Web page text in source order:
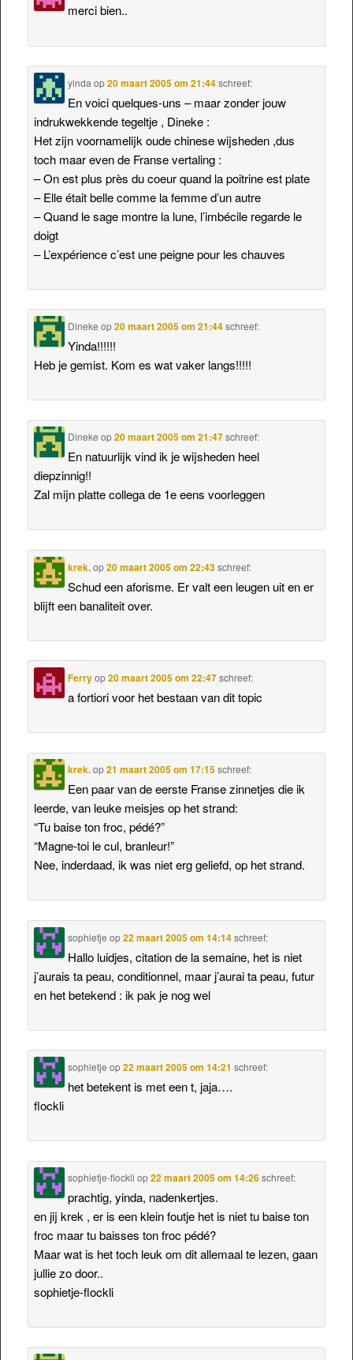
merci bien..
yinda op20 maart 2005 om 21:44 schreef:
En voici quelques-uns – maar zonder jouw
indrukwekkende tegeltje , Dineke :
Het zijn voornamelijk oude chinese wijsheden ,dus
toch maar even de Franse vertaling :
– On est plus près du coeur quand la poitrine est plate
– Elle était belle comme la femme d’un autre
– Quand le sage montre la lune, l’imbécile regarde le
doigt
– L’expérience c’est une peigne pour les chauves
Dineke op20 maart 2005 om 21:44 schreef:
Yinda!!!!!!
Heb je gemist. Kom es wat vaker langs!!!!!
Dineke op20 maart 2005 om 21:47 schreef:
En natuurlijk vind ik je wijsheden heel
diepzinnig!!
Zal mijn platte collega de 1e eens voorleggen
krek.op20 maart 2005 om 22:43 schreef:
Schud een aforisme. Er valt een leugen uit en er
blijft een banaliteit over.
Ferryop20 maart 2005 om 22:47 schreef:
a fortiori voor het bestaan van dit topic
krek.op21 maart 2005 om 17:15 schreef:
Een paar van de eerste Franse zinnetjes die ik
leerde, van leuke meisjes op het strand:
“Tu baise ton froc, pédé?”
“Magne-toi le cul, branleur!”
Nee, inderdaad, ik was niet erg geliefd, op het strand.
sophietje op22 maart 2005 om 14:14 schreef:
Hallo luidjes, citation de la semaine, het is niet
j’aurais ta peau, conditionnel, maar j’aurai ta peau, futur
en het betekend : ik pak je nog wel
sophietje op22 maart 2005 om 14:21 schreef:
het betekent is met een t, jaja….
flockli
sophietje-flockli op22 maart 2005 om 14:26 schreef:
prachtig, yinda, nadenkertjes.
en jij krek , er is een klein foutje het is niet tu baise ton
froc maar tu baisses ton froc pédé?
Maar wat is het toch leuk om dit allemaal te lezen, gaan
jullie zo door..
sophietje-flockli